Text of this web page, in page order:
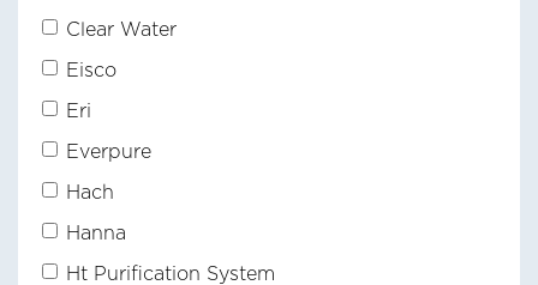
Clear Water
Eisco
Eri
Everpure
Hach
Hanna
Ht Purification System